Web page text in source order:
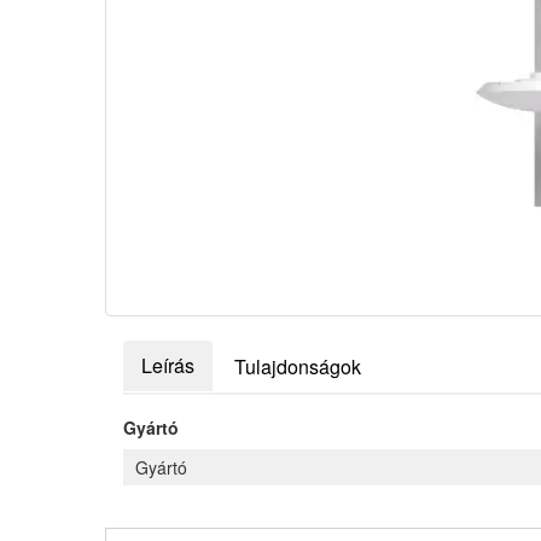
Leírás Tulajdonságok
Gyártó
Gyártó